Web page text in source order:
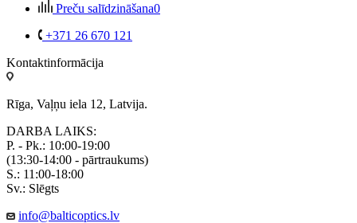
Preču salīdzināšana0
+371 26 670 121
Kontaktinformācija
Rīga, Vaļņu iela 12, Latvija.
DARBA LAIKS:
P. - Pk.: 10:00-19:00
(13:30-14:00 - pārtraukums)
S.: 11:00-18:00
Sv.: Slēgts
info@balticoptics.lv